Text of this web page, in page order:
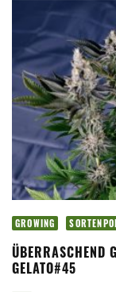
GROWING
ÜBERRASCHEND
GELATO#45